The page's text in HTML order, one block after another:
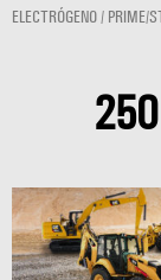
ELECTRÓGENO/ PRIME/